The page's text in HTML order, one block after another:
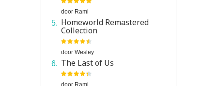
door Rami
Homeworld Remastered
Collection
door Wesley
The Last of Us